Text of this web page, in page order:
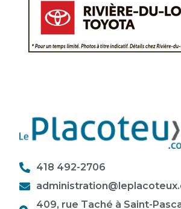
418 492-2706
409, rue Taché à Saint-